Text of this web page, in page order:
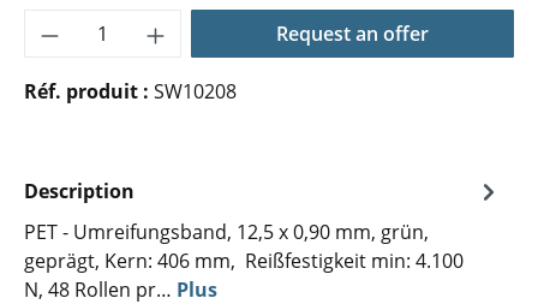
Quantité de produit : Entrez la
Request an offer
Réf. produit : SW10208
Description
PET - Umreifungsband, 12,5 x 0,90 mm, grün,
geprägt, Kern: 406 mm, Reißfestigkeit min: 4.100
N, 48 Rollen pr… Plus